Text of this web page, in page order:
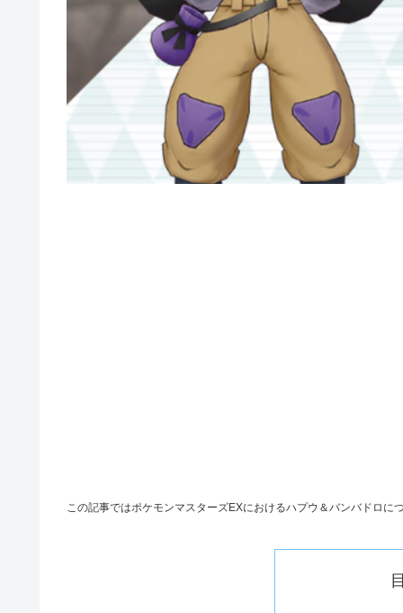
この記事ではポケモンマスターズEXにおけるハプウ＆バンバドロに